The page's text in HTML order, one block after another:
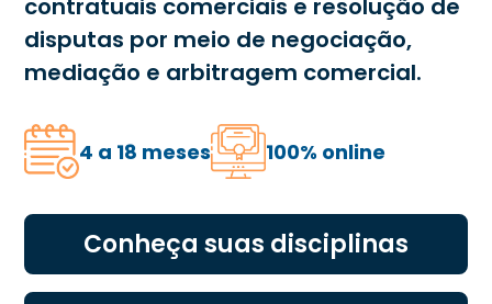
contratuais comerciais e resolução de
disputas por meio de negociação,
mediação e arbitragem comercial.
4 a 18 meses 100% online
Conheça suas disciplinas